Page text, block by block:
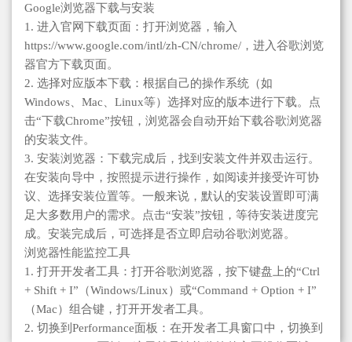
Google浏览器下载与安装
1. 进入官网下载页面：打开浏览器，输入
https://www.google.com/intl/zh-CN/chrome/，进入谷歌浏览
器官方下载页面。
2. 选择对应版本下载：根据自己的操作系统（如
Windows、Mac、Linux等）选择对应的版本进行下载。点
击“下载Chrome”按钮，浏览器会自动开始下载谷歌浏览器
的安装文件。
3. 安装浏览器：下载完成后，找到安装文件并双击运行。
在安装向导中，按照提示进行操作，如阅读并接受许可协
议、选择安装位置等。一般来说，默认的安装设置即可满
足大多数用户的需求。点击“安装”按钮，等待安装进度完
成。安装完成后，可选择是否立即启动谷歌浏览器。
浏览器性能监控工具
1. 打开开发者工具：打开谷歌浏览器，按下键盘上的“Ctrl
+ Shift + I”（Windows/Linux）或“Command + Option + I”
（Mac）组合键，打开开发者工具。
2. 切换到Performance面板：在开发者工具窗口中，切换到